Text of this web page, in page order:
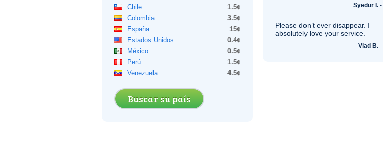
Chile
1.5¢
Colombia
3.5¢
España
15¢
Estados Unidos
0.4¢
México
0.5¢
Perú
1.5¢
Venezuela
4.5¢
Buscar su país
Syedur I. -
Please don’t ever disappear. I
absolutely love your service.
Vlad B. -